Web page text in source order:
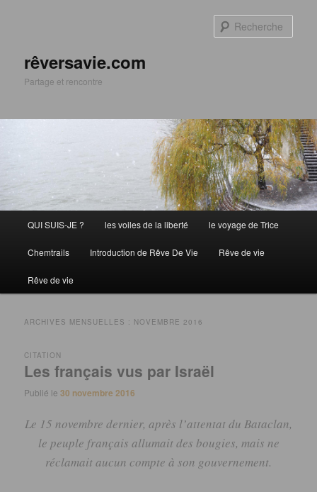
rêversavie.com
Partage et rencontre
principal
QUI SUIS-JE ? les voiles de la liberté le voyage de Trice
Chemtrails Introduction de Rêve De Vie Rêve de vie
Rêve de vie
ARCHIVES MENSUELLES : NOVEMBRE 2016
Les français vus par Israël
CITATION
Publié le30 novembre 2016
Le 15 novembre dernier, après l’attentat du Bataclan,
le peuple français allumait des bougies, mais ne
réclamait aucun compte à son gouvernement.